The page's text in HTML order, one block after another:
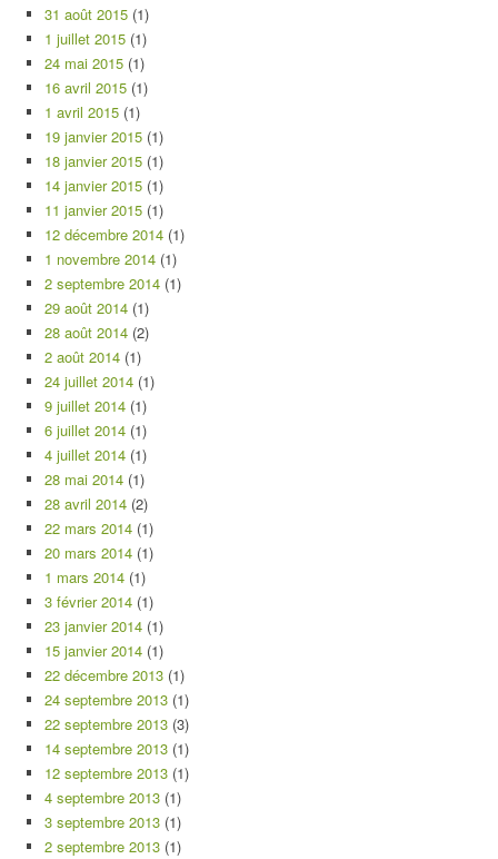
31 août 2015 (1)
1 juillet 2015 (1)
24 mai 2015 (1)
16 avril 2015 (1)
1 avril 2015 (1)
19 janvier 2015 (1)
18 janvier 2015 (1)
14 janvier 2015 (1)
11 janvier 2015 (1)
12 décembre 2014 (1)
1 novembre 2014 (1)
2 septembre 2014 (1)
29 août 2014 (1)
28 août 2014 (2)
2 août 2014 (1)
24 juillet 2014 (1)
9 juillet 2014 (1)
6 juillet 2014 (1)
4 juillet 2014 (1)
28 mai 2014 (1)
28 avril 2014 (2)
22 mars 2014 (1)
20 mars 2014 (1)
1 mars 2014 (1)
3 février 2014 (1)
23 janvier 2014 (1)
15 janvier 2014 (1)
22 décembre 2013 (1)
24 septembre 2013 (1)
22 septembre 2013 (3)
14 septembre 2013 (1)
12 septembre 2013 (1)
4 septembre 2013 (1)
3 septembre 2013 (1)
2 septembre 2013 (1)